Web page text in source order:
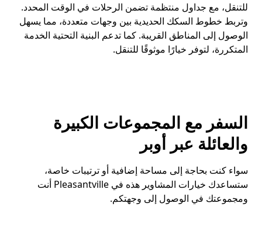
للتنقل، مع جداول منتظمة تضمن الرحلات في الوقت المحدد.
وتربط خطوط السكك الحديدية بين وجهات متعددة، مما يسهل
الوصول إلى المناطق القريبة. كما تدعم البنية التحتية الخدمة
المتكررة، لتوفر خيارًا موثوقًا للتنقل.
السفر مع المجموعات الكبيرة
والعائلة عبر أوبر
سواء كنت بحاجة إلى مساحة إضافية أو ترتيبات خاصة،
ستساعدك خيارات المشاوير هذه في Pleasantville أنت
ومجموعتك في الوصول إلى وجهتكم.